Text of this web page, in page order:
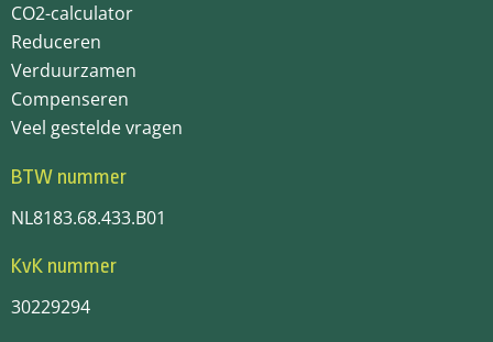
CO2-calculator
Reduceren
Verduurzamen
Compenseren
Veel gestelde vragen
BTW nummer
NL8183.68.433.B01
KvK nummer
30229294